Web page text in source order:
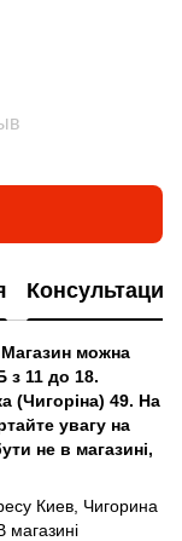
Консультация
можна
з 11 до 18.
(Чигоріна) 49. На
увагу на
не в магазині,
Киев, Чигорина